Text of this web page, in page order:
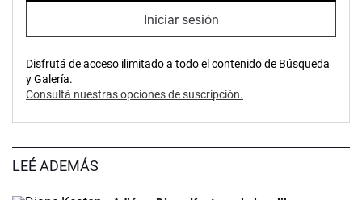
Iniciar sesión
Disfrutá de acceso ilimitado a todo el contenido de Búsqueda
y Galería.
Consultá nuestras opciones de suscripción.
LEÉ ADEMÁS